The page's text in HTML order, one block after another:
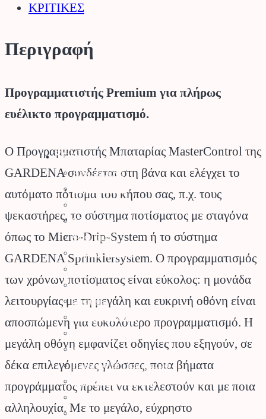
ΚΡΙΤΙΚΕΣ
Περιγραφή
Προγραμματιστής Premium για πλήρως
ευέλικτο προγραμματισμό.
Ο Προγραμματιστής Μπαταρίας MasterControl της
GARDENA συνδέεται στη βάνα και ελέγχει το
αυτόματο πότισμα του κήπου σας, π.χ. τους
ψεκαστήρες, το σύστημα ποτίσματος με σταγόνα
όπως το Micro-Drip-System ή το σύστημα
GARDENA Sprinklersystem. Ο προγραμματισμός
των χρόνων ποτίσματος είναι εύκολος: η μονάδα
λειτουργίας με τη μεγάλη και ευκρινή οθόνη είναι
αποσπώμενη για ευκολότερο προγραμματισμό. Η
μεγάλη οθόνη εμφανίζει οδηγίες που εξηγούν, σε
δέκα επιλεγόμενες γλώσσες, ποια βήματα
προγράμματος πρέπει να εκτελεστούν και με ποια
αλληλουχία. Με το μεγάλο, εύχρηστο
Stihl
Αλυσοπρίονα
Σύστημα Multi
Φυσητήρες
Μηχανές Γκαζόν
Μηχανήματα Καθαρισμού
Σκαπτικά
Ελαιοραβδιστικά
Αντλίες Νερού
Αρμοκόφτες Γεωτρύπανα
Εργαλεία-Προστασία
Λιπαντικά